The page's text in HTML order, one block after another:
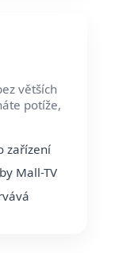
větších
potíže,
zařízení
Mall-TV